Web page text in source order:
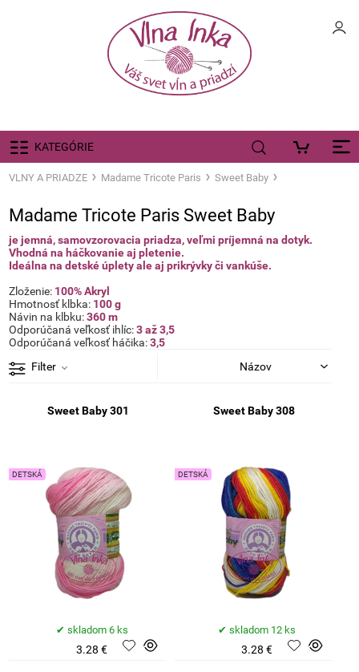
KATEGÓRIE
VLNY A PRIADZE Madame Tricote Paris Sweet Baby
Madame Tricote Paris Sweet Baby
je jemná, samovzorovacia priadza, veľmi príjemná na dotyk.
Vhodná na háčkovanie aj pletenie.
Ideálna na detské úplety ale ajprikrývky či vankúše.
Zloženie: 100% Akryl
Hmotnosť klbka: 100 g
Návin na klbku:360 m
Odporúčaná veľkosť ihlíc:3 až 3,5
Odporúčaná veľkosť háčika:3,5
Filter
Sweet Baby 301
DETSKÁ
skladom 6 ks
3.28 €
Sweet Baby 308
DETSKÁ
skladom 12 ks
3.28 €